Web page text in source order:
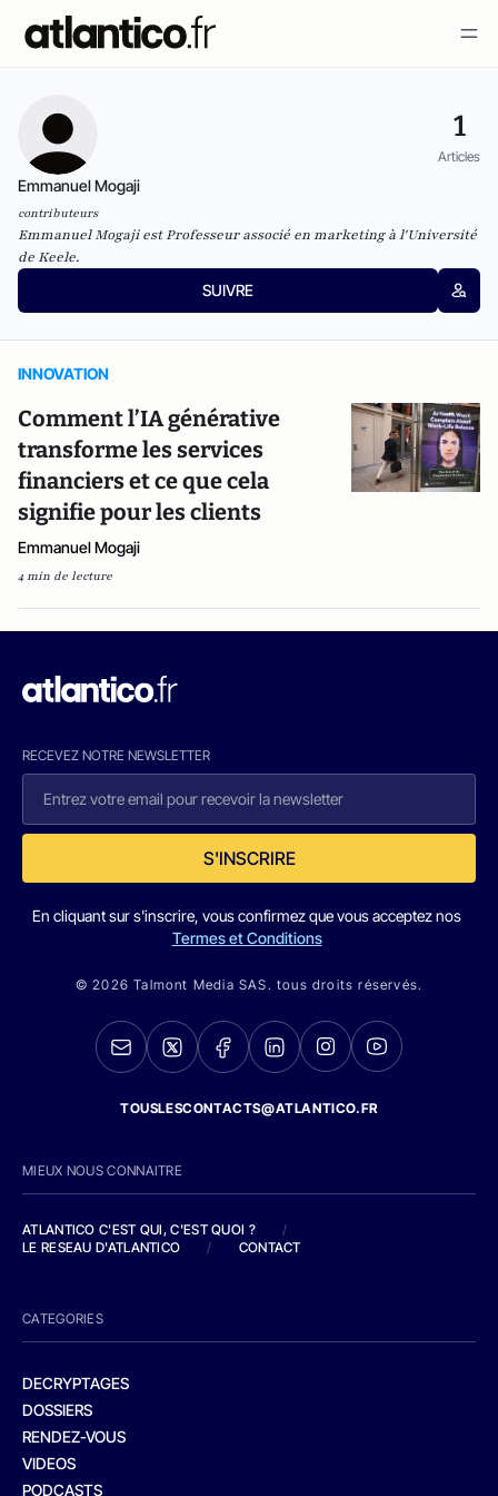
1
Articles
Emmanuel Mogaji
contributeurs
Emmanuel Mogaji est Professeur associé en marketing à l'Université
de Keele.
SUIVRE
INNOVATION
Comment l’IA générative
transforme les services
financiers et ce que cela
signifie pour les clients
Emmanuel Mogaji
4 min de lecture
RECEVEZ NOTRE NEWSLETTER
S'INSCRIRE
En cliquant sur s'inscrire, vous confirmez que vous acceptez nos
Termes et Conditions
© 2026 Talmont Media SAS. tous droits réservés.
TOUSLESCONTACTS@ATLANTICO.FR
MIEUX NOUS CONNAITRE
ATLANTICO C'EST QUI, C'EST QUOI ?
/
LE RESEAU D'ATLANTICO
/ CONTACT
CATEGORIES
DECRYPTAGES
DOSSIERS
RENDEZ-VOUS
VIDEOS
PODCASTS